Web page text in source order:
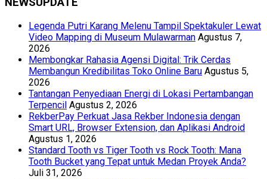
NEWSUPDATE
Legenda Putri Karang Melenu Tampil Spektakuler Lewat
Video Mapping di Museum Mulawarman Agustus 7,
2026
Membongkar Rahasia Agensi Digital: Trik Cerdas
Membangun Kredibilitas Toko Online Baru Agustus 5,
2026
Tantangan Penyediaan Energi di Lokasi Pertambangan
Terpencil Agustus 2, 2026
RekberPay Perkuat Jasa Rekber Indonesia dengan
Smart URL, Browser Extension, dan Aplikasi Android
Agustus 1, 2026
Standard Tooth vs Tiger Tooth vs Rock Tooth: Mana
Tooth Bucket yang Tepat untuk Medan Proyek Anda?
Juli 31, 2026